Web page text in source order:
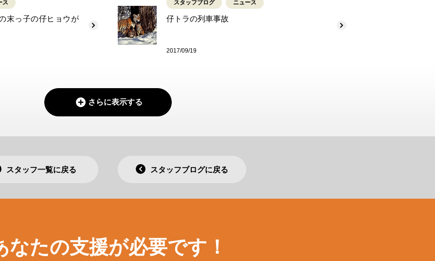
ス
末っ子の仔ヒョウが
スタッフブログ ニュース
仔トラの列車事故
2017/09/19
さらに表示する
スタッフ一覧に戻る スタッフブログに戻る
なたの支援が必要です！